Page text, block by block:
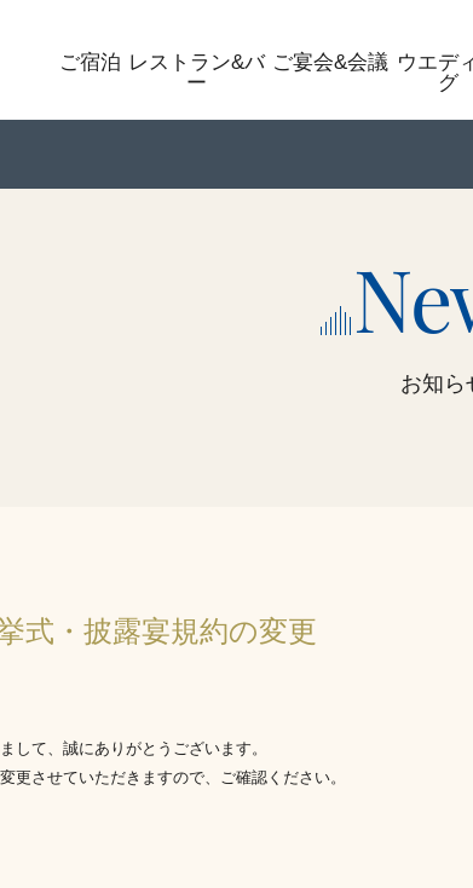
ご宿泊 レストラン&バ
ー
ご宴会&会議 ウエデ
グ
お知ら
式・披露宴規約の変更
して、誠にありがとうございます。
更させていただきますので、ご確認ください。